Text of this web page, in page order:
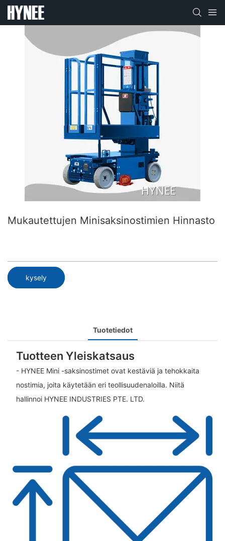
Mukautettujen Minisaksinostimien Hinnasto
kysely
Tuotetiedot
Tuotteen Yleiskatsaus
- HYNEE Mini -saksinostimet ovat kestäviä ja tehokkaita
nostimia, joita käytetään eri teollisuudenaloilla. Niitä
hallinnoi HYNEE INDUSTRIES PTE. LTD.